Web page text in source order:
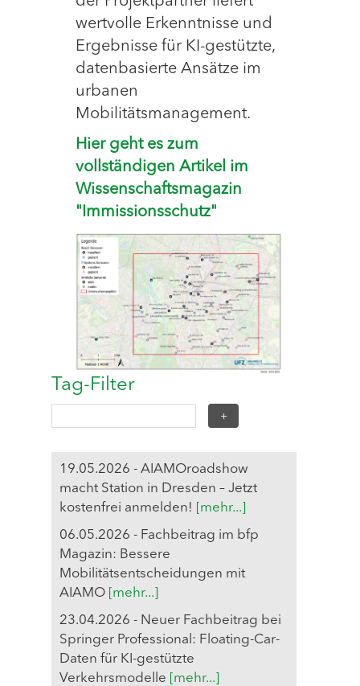
wertvolle Erkenntnisse und
Ergebnisse für KI-gestützte,
datenbasierte Ansätze im
urbanen
Mobilitätsmanagement.
Hier geht es zum
vollständigen Artikel im
Wissenschaftsmagazin
"Immissionsschutz"
Tag-Filter
19.05.2026 - AIAMOroadshow
macht Station in Dresden – Jetzt
kostenfrei anmelden!
[mehr...]
06.05.2026 - Fachbeitrag im bfp
Magazin: Bessere
Mobilitätsentscheidungen mit
AIAMO [mehr...]
23.04.2026 - Neuer Fachbeitrag bei
Springer Professional: Floating-Car-
Daten für KI-gestützte
Verkehrsmodelle
[mehr...]